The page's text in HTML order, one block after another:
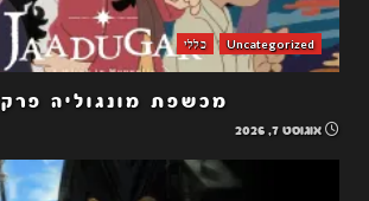
Uncategorized כללי
מכשפת מונגוליה פרק 6
אוגוסט 7, 2026